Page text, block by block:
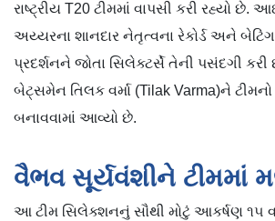
રાષ્ટ્રીય T20 ટીમમાં વાપસી કરી રહ્યો છે.
અય્યરના શાનદાર નેતૃત્વના રેકોર્ડ અને
પ્રદર્શનને જોતા સિલેક્ટર્સે તેની પસંદગી
બેટ્સમેન તિલક વર્મા (Tilak Varma)ને
બનાવવામાં આવ્યો છે.
વૈભવ સૂર્યવંશીને ટીમમાં
આ ટીમ સિલેક્શનનું સૌથી મોટું આકર્ષણ ૧૫